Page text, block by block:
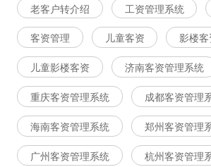
老客户转介绍 工资管理系统
客资管理 儿童客资 影楼
儿童影楼客资 济南客资管理系统
重庆客资管理系统 成都客资管理
海南客资管理系统 郑州客资管理
广州客资管理系统 杭州客资管理